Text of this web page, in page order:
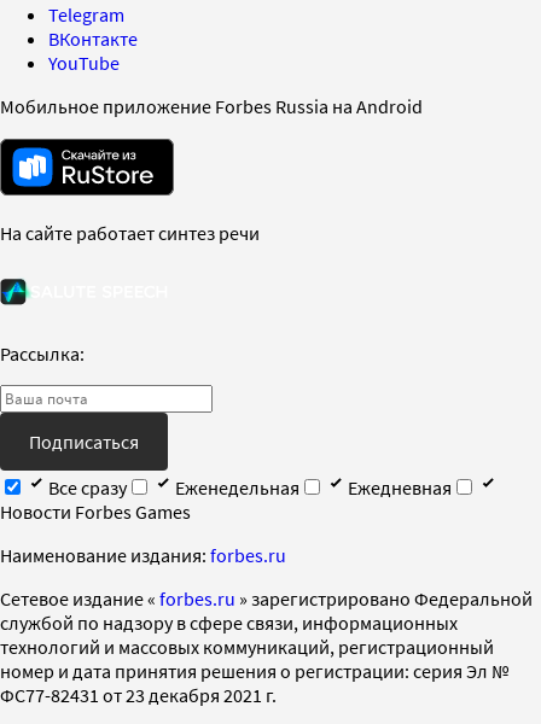
Telegram
ВКонтакте
YouTube
Мобильное приложение Forbes Russia на Android
На сайте работает синтез речи
Рассылка:
Подписаться
Все сразу
Еженедельная
Ежедневная
Новости Forbes Games
Наименование издания: forbes.ru
Cетевое издание « forbes.ru » зарегистрировано Федеральной
службой по надзору в сфере связи, информационных
технологий и массовых коммуникаций, регистрационный
номер и дата принятия решения о регистрации: серия Эл №
ФС77-82431 от 23 декабря 2021 г.